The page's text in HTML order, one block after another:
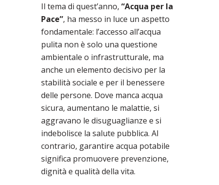
Il tema di quest’anno, “Acqua per la
Pace”, ha messo in luce un aspetto
fondamentale: l’accesso all’acqua
pulita non è solo una questione
ambientale o infrastrutturale, ma
anche un elemento decisivo per la
stabilità sociale e per il benessere
delle persone. Dove manca acqua
sicura, aumentano le malattie, si
aggravano le disuguaglianze e si
indebolisce la salute pubblica. Al
contrario, garantire acqua potabile
significa promuovere prevenzione,
dignità e qualità della vita.